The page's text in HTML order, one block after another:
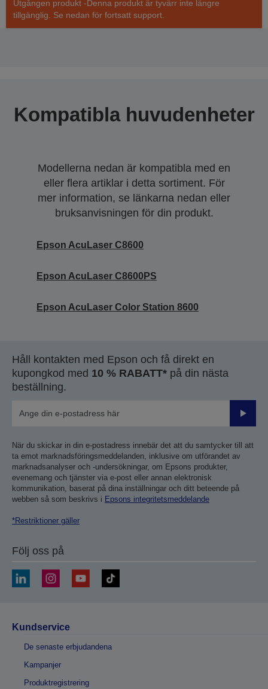
Utgången produkt -Denna produkt är tyvärr inte längre
tillgänglig. Se nedan för fortsatt support.
Kompatibla huvudenheter
Modellerna nedan är kompatibla med en
eller flera artiklar i detta sortiment. För
mer information, se länkarna nedan eller
bruksanvisningen för din produkt.
Epson AcuLaser C8600
Epson AcuLaser C8600PS
Epson AcuLaser Color Station 8600
Håll kontakten med Epson och få direkt en
kupongkod med 10 % RABATT* på din nästa
beställning.
Skicka
När du skickar in din e-postadress innebär det att du samtycker till att
ta emot marknadsföringsmeddelanden, inklusive om utförandet av
marknadsanalyser och -undersökningar, om Epsons produkter,
evenemang och tjänster via e-post eller annan elektronisk
kommunikation, baserat på dina inställningar och ditt beteende på
webben så som beskrivs i Epsons integritetsmeddelande
*Restriktioner gäller
Följ oss på
Kundservice
De senaste erbjudandena
Kampanjer
Produktregistrering